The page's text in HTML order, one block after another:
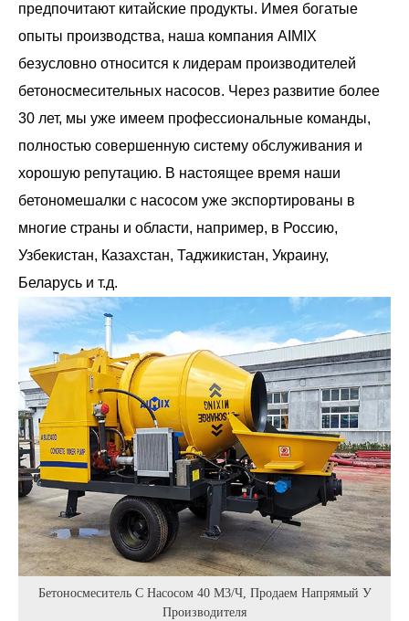
предпочитают китайские продукты. Имея богатые
опыты производства, наша компания AIMIX
безусловно относится к лидерам производителей
бетоносмесительных насосов. Через развитие более
30 лет, мы уже имеем профессиональные команды,
полностью совершенную систему обслуживания и
хорошую репутацию. В настоящее время наши
бетономешалки с насосом уже экспортированы в
многие страны и области, например, в Россию,
Узбекистан, Казахстан, Таджикистан, Украину,
Беларусь и т.д.
Бетоносмеситель С Насосом 40 М3/ч, Продаем Напрямый У
Производителя